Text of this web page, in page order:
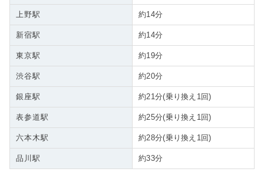
上野駅 約14分
新宿駅 約14分
東京駅 約19分
渋谷駅 約20分
銀座駅 約21分(乗り換え1回)
表参道駅 約25分(乗り換え1回)
六本木駅 約28分(乗り換え1回)
品川駅 約33分